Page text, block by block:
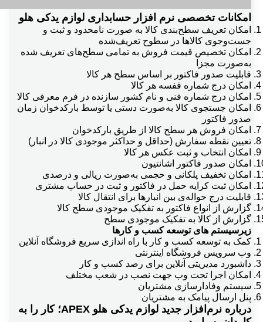
ادغام اسناد تجميعي
اقساط وگزارشات مربوطه
انتخاب سرفصل در فاكتور ضايعات
انتخاب عكس هر كالا
بسته شغلي پيامک
پرينت چك
پرينت حواله پخش
پرينت حواله و رسيد انباردر ثبت فاكتور
امکانات تخصصی نرم افزار حسابداری لوازم یدکی هلو
امکان تعریف سطح‌بندی کالا به صورت نامحدود و ثبت و
جست‌وجوی کالاها در سطوح تعریف‌شده
امکان تخصیص قیمت فروش به تمامی سطح‌های تعریف شده
به‌صورت مجزا
قابلیت صدور فاکتور بر اساس سطح هر کالا
امکان درج شماره قفسه هر کالا
امکان درج شماره فنی و نام کشور سازنده در فرم معرفی کالا
امکان جستجوی کالا به‌صورت دستی یا توسط بارکدخوان زمان
صدور فاکتور
امکان فروش هر سطح کالا از طریق بارکدخوان
تعیین نقطه سفارش (حداقل و حداکثر موجودی کالا در انبار)
امکان انتخاب و ثبت عکس هر کالا
امکان صدور فاکتور اشانتیون
امکان تخفیف پلکانی و حجمی به‌صورت ریالی و درصدی
امکان ثبت کرایه حمل در فاکتور و ثبت در حساب مشتری
قابلیت درج حواله‌ی بین انبارها برای انتقال کالا
گزارش از انواع فاکتور به تفکیک موجودی سطح کالا
گزارش از کالا به تفکیک موجودی سطح
زیرسیستم های توسعه کسب و کارها
کمک به توسعه کسب و کار با راه اندازی سریع فروشگاه آنلاین
وب سرویس فروشگاه اینترنتی
داشبورد مدیریتی آنلاین برای رصد کسب و کار
امکان اجرا تحت وب جهت نصب در شعب مختلف
سیستم وفادارسازی مشتریان
پنل ارسال پیامک به مشتریان
درباره نرم‌افزار جدید لوازم یدکی هلو APEX؛ کار را به